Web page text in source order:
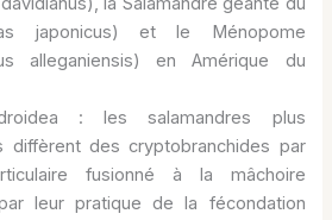
japonicus) et le Ménopome
alleganiensis) en Amérique du
: les salamandres plus
diffèrent des cryptobranchides par
fusionné à la mâchoire
leur pratique de la fécondation